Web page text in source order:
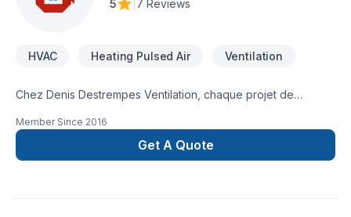
subventions gouvernementales. Au plaisir de vous
5
7 Reviews
HVAC Heating Pulsed Air Ventilation
Chez Denis Destrempes Ventilation, chaque projet de
engagement envers la qualité et la satisfaction client à
Montérégie. Grâce à notre approche centrée sur le client,
nous proposons des solutions adaptées à vos besoins
Member Since 2016
Get A Quote